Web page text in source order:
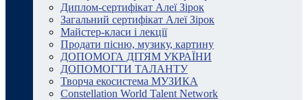
Диплом-сертифікат Алеї Зірок
Загальний сертифікат Алеї Зірок
Майстер-класи і лекції
Продати пісню, музику, картину
ДОПОМОГА ДІТЯМ УКРАЇНИ
ДОПОМОГТИ ТАЛАНТУ
Творча екосистема МУЗИКА
Constellation World Talent Network